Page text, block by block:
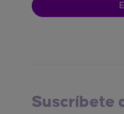
Suscríbete